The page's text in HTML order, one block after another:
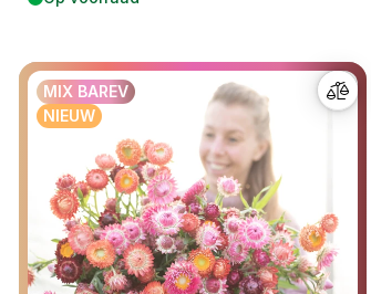
MIX BAREV
NIEUW